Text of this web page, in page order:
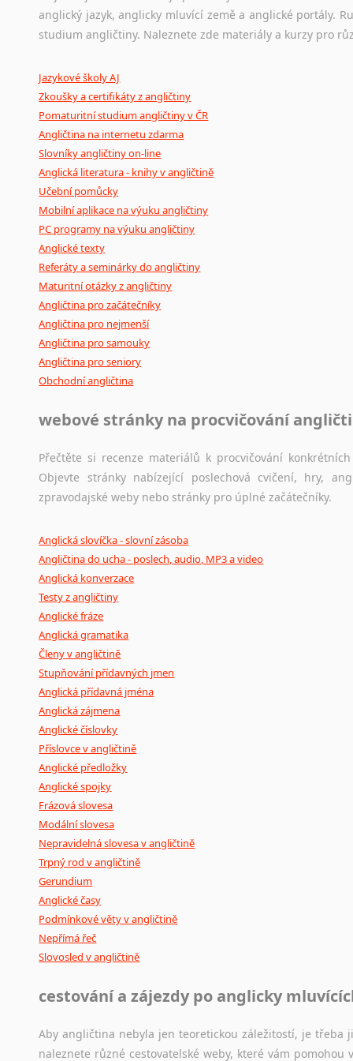
Ostatní pomůcky pro překladatele
poradny a pravidla
anglický jazyk, anglicky mluvící země a anglické portály.
studium angličtiny. Naleznete zde materiály a kurzy pro
Jazykové školy AJ
Zkoušky a certifikáty z angličtiny
Pomaturitní studium angličtiny v ČR
Angličtina na internetu zdarma
Slovníky angličtiny on-line
Anglická literatura - knihy v angličtině
Učební pomůcky
Mobilní aplikace na výuku angličtiny
PC programy na výuku angličtiny
Anglické texty
Referáty a seminárky do angličtiny
Maturitní otázky z angličtiny
Angličtina pro začátečníky
Angličtina pro nejmenší
Angličtina pro samouky
Angličtina pro seniory
Obchodní angličtina
webové stránky na procvičování
Přečtěte si recenze materiálů k procvičování
Objevte stránky nabízející poslechová cvičení, hry,
zpravodajské weby nebo stránky pro úplné začátečníky.
Anglická slovíčka - slovní zásoba
Angličtina do ucha - poslech, audio, MP3 a video
Anglická konverzace
Testy z angličtiny
Anglické fráze
Anglická gramatika
Členy v angličtině
Stupňování přídavných jmen
Anglická přídavná jména
Anglická zájmena
Anglické číslovky
Příslovce v angličtině
Anglické předložky
Anglické spojky
Frázová slovesa
Modální slovesa
Nepravidelná slovesa v angličtině
Trpný rod v angličtině
Gerundium
Anglické časy
Podmínkové věty v angličtině
Nepřímá řeč
Slovosled v angličtině
cestování a zájezdy po anglicky
Aby angličtina nebyla jen teoretickou záležitostí, je
naleznete různé cestovatelské weby, které vám